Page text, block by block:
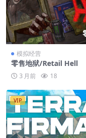
模拟经营
零售地狱/Retail Hell
3 月前 18
VIP